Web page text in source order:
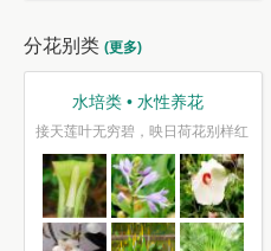
分花别类 (更多)
类 • 果炙花羹
时荐，不似花心瓣瓣香 停车坐